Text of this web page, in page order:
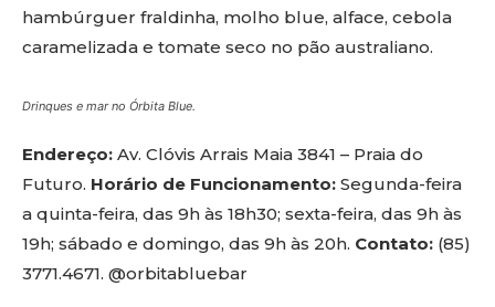
hambúrguer fraldinha, molho blue, alface, cebola
caramelizada e tomate seco no pão australiano.
Drinques e mar no Órbita Blue.
Endereço: Av. Clóvis Arrais Maia 3841 – Praia do
Futuro. Horário de Funcionamento: Segunda-feira
a quinta-feira, das 9h às 18h30; sexta-feira, das 9h às
19h; sábado e domingo, das 9h às 20h. Contato: (85)
3771.4671. @orbitabluebar